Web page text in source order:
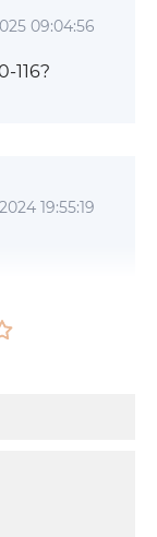
09:04:56
116?
19:55:19